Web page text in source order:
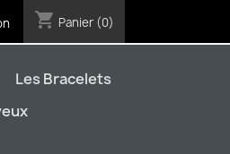
shopping_cart Panier (0)
Les Bracelets